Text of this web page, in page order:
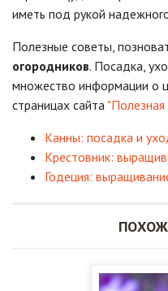
иметь под рукой
Полезные советы,
огородников. Посадка,
множество информации о
страницах сайта "Полезная
Канны: посадка и
Крестовник:
Годеция: